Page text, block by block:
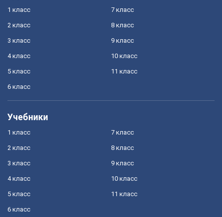
1 класс
2 класс
3 класс
4 класс
5 класс
6 класс
7 класс
8 класс
9 класс
10 класс
11 класс
Учебники
1 класс
2 класс
3 класс
4 класс
5 класс
6 класс
7 класс
8 класс
9 класс
10 класс
11 класс